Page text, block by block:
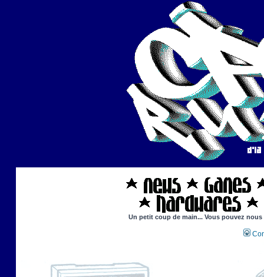
Un petit coup de main... Vous pouvez